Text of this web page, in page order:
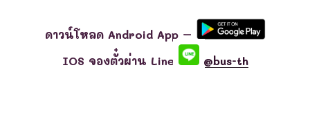
ดาวน์โหลด Android App –
IOS จองตั๋วผ่าน Line
@bus-th